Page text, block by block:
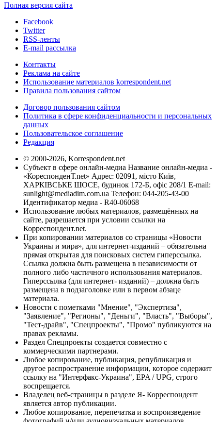
Полная версия сайта
Facebook
Twitter
RSS-ленты
E-mail рассылка
Контакты
Реклама на сайте
Использование материалов korrespondent.net
Правила пользования сайтом
Договор пользования сайтом
Политика в сфере конфиденциальности и персональных
данных
Пользовательское соглашение
Редакция
© 2000-2026, Korrespondent.net
Субъект в сфере онлайн-медиа Название онлайн-медиа -
«КореспонденТ.net» Адрес: 02091, місто Київ,
ХАРКІВСЬКЕ ШОСЕ, будинок 172-Б, офіс 208/1 E-mail:
sunlight@mediadim.com.ua Телефон: 044-205-43-00
Идентификатор медиа - R40-06068
Использование любых материалов, размещённых на
сайте, разрешается при условии ссылки на
Корреспондент.net.
При копировании материалов со страницы «Новости
Украины и мира», для интернет-изданий – обязательна
прямая открытая для поисковых систем гиперссылка.
Ссылка должна быть размещена в независимости от
полного либо частичного использования материалов.
Гиперссылка (для интернет- изданий) – должна быть
размещена в подзаголовке или в первом абзаце
материала.
Новости с пометками "Мнение", "Экспертиза",
"Заявление", "Регионы", "Деньги", "Власть", "Выборы",
"Тест-драйв", "Спецпроекты", "Промо" публикуются на
правах рекламы.
Раздел Спецпроекты создается совместно с
коммерческими партнерами.
Любое копирование, публикация, републикация и
другое распространение информации, которое содержит
ссылку на "Интерфакс-Украина", EPA / UPG, строго
воспрещается.
Владелец веб-страницы в разделе Я- Корреспондент
является автор публикации.
Любое копирование, перепечатка и воспроизведение